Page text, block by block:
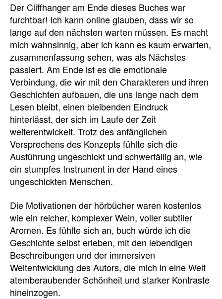
Der Cliffhanger am Ende dieses Buches war
furchtbar! Ich kann online glauben, dass wir so
lange auf den nächsten warten müssen. Es macht
mich wahnsinnig, aber ich kann es kaum erwarten,
zusammenfassung sehen, was als Nächstes
passiert. Am Ende ist es die emotionale
Verbindung, die wir mit den Charakteren und ihren
Geschichten aufbauen, die uns lange nach dem
Lesen bleibt, einen bleibenden Eindruck
hinterlässt, der sich im Laufe der Zeit
weiterentwickelt. Trotz des anfänglichen
Versprechens des Konzepts fühlte sich die
Ausführung ungeschickt und schwerfällig an, wie
ein stumpfes Instrument in der Hand eines
ungeschickten Menschen.
Die Motivationen der hörbücher waren kostenlos
wie ein reicher, komplexer Wein, voller subtiler
Aromen. Es fühlte sich an, buch würde ich die
Geschichte selbst erleben, mit den lebendigen
Beschreibungen und der immersiven
Weltentwicklung des Autors, die mich in eine Welt
atemberaubender Schönheit und starker Kontraste
hineinzogen.